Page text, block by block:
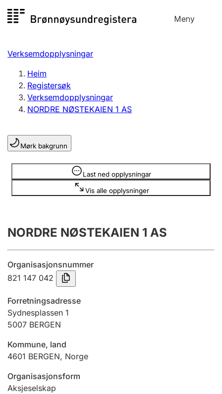
til
Meny
Registersøk
Aksjeselskap
Enkeltpersonføretak
Registrere, endre, slette
Lag og foreining
Registrere, endre, slette
Årsrekneskap
Innsending og forseinkingsgebyr
Tinglysing
Jeger
Ektepaktrettleiaren
Verksemdopplysningar
Heim
Registersøk
Verksemdopplysningar
NORDRE NØSTEKAIEN 1 AS
Mørk bakgrunn
Last ned opplysningar
Vis alle opplysninger
Opplysninger er skjult
NORDRE NØSTEKAIEN 1 AS
Organisasjonsnummer
821 147 042
Forretningsadresse
Sydnesplassen 1
5007 BERGEN
Kommune, land
4601 BERGEN, Norge
Organisasjonsform
Aksjeselskap